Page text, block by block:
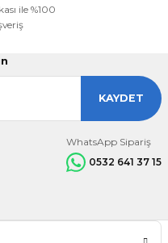
ile %100
KAYDET
WhatsApp Sipariş
0532 641 37 15